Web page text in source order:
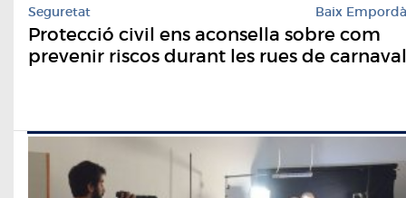
Seguretat Baix Empordà
Protecció civil ens aconsella sobre com
prevenir riscos durant les rues de carnaval